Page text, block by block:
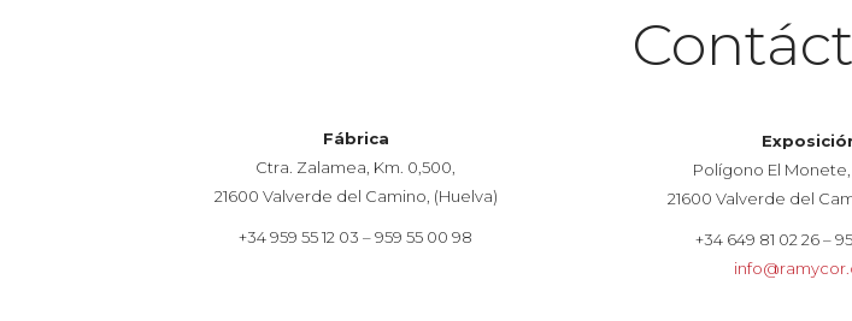
Fábrica
Ctra. Zalamea, Km. 0,500,
21600 Valverde del Camino, (Huelva)
+34 959 55 12 03 – 959 55 00 98
Polígono El Monete,
21600 Valverde del
+34 649 81 02 26 –